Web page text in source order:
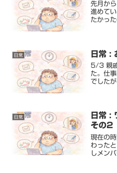
先月か
進めて
たかっ
ですが、
日常 日常 :
5/3 親
た。仕
でした
です。…
日常
日常 :
その2
現在の
わった
しメン